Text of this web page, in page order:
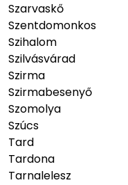
Szarvaskő
Szentdomonkos
Szihalom
Szilvásvárad
Szirma
Szirmabesenyő
Szomolya
Szúcs
Tard
Tardona
Tarnalelesz